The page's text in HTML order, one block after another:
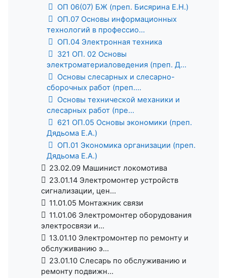
ОП 06(07) БЖ (преп. Бисярина Е.Н.)
ОП.07 Основы информационных
технологий в профессио...
ОП.04 Электронная техника
321 ОП. 02 Основы
электроматериаловедения (преп. Д...
Основы слесарных и слесарно-
сборочных работ (преп....
Основы технической механики и
слесарных работ (пре...
621 ОП.05 Основы экономики (преп.
Дядьома Е.А.)
ОП.01 Экономика организации (преп.
Дядьома Е.А.)
23.02.09 Машинист локомотива
23.01.14 Электромонтер устройств
сигнализации, цен...
11.01.05 Монтажник связи
11.01.06 Электромонтер оборудования
электросвязи и...
13.01.10 Электромонтер по ремонту и
обслуживанию э...
23.01.10 Слесарь по обслуживанию и
ремонту подвижн...